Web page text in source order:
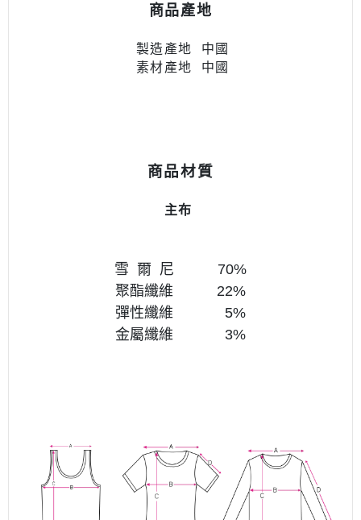
商品產地
製造產地 中國
素材產地 中國
商品材質
主布
雪 爾 尼 70%
聚酯纖維 22%
彈性纖維 5%
金屬纖維 3%